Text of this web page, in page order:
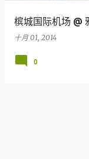
槟城国际机场 @
十月 01, 2014
0